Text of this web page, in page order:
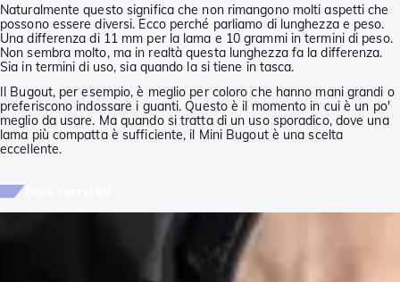
Naturalmente questo significa che non rimangono molti aspetti che
possono essere diversi. Ecco perché parliamo di lunghezza e peso.
Una differenza di 11 mm per la lama e 10 grammi in termini di peso.
Non sembra molto, ma in realtà questa lunghezza fa la differenza.
Sia in termini di uso, sia quando la si tiene in tasca.
Il Bugout, per esempio, è meglio per coloro che hanno mani grandi o
preferiscono indossare i guanti. Questo è il momento in cui è un po'
meglio da usare. Ma quando si tratta di un uso sporadico, dove una
lama più compatta è sufficiente, il Mini Bugout è una scelta
eccellente.